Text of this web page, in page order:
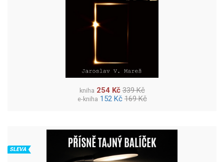
kniha 254 Kč 339 Kč
e-kniha 152 Kč 169 Kč
SLEVA